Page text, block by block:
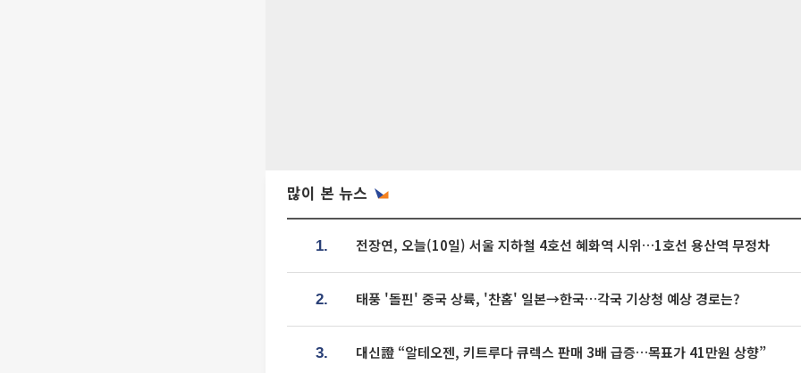
많이 본 뉴스
1. 전장연, 오늘(10일) 서울 지하철 4호선 혜화역 시위…1호선 용산역 무정차
2. 태풍 '돌핀' 중국 상륙, '찬홈' 일본→한국…각국 기상청 예상 경로는?
3. 대신證 “알테오젠, 키트루다 큐렉스 판매 3배 급증…목표가 41만원 상향”